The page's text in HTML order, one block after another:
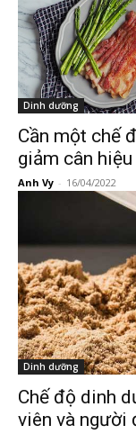
Dinh dưỡng
Cần một chế
giảm cân hiệu
Anh Vy - 16/04/2022
Dinh dưỡng
Chế độ dinh
viên và người